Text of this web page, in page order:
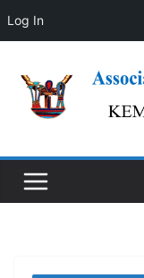
Log In
content